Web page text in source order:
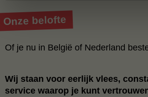
Onze belofte
Of je nu in België of Nederland
Wij staan voor eerlijk vlees,
service waarop je kunt